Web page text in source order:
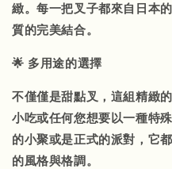
緻。每一把叉子都來自日本
質的完美結合。
🌟 多用途的選擇
不僅僅是甜點叉，這組精緻
小吃或任何您想要以一種特
的小聚或是正式的派對，它
的風格與格調。